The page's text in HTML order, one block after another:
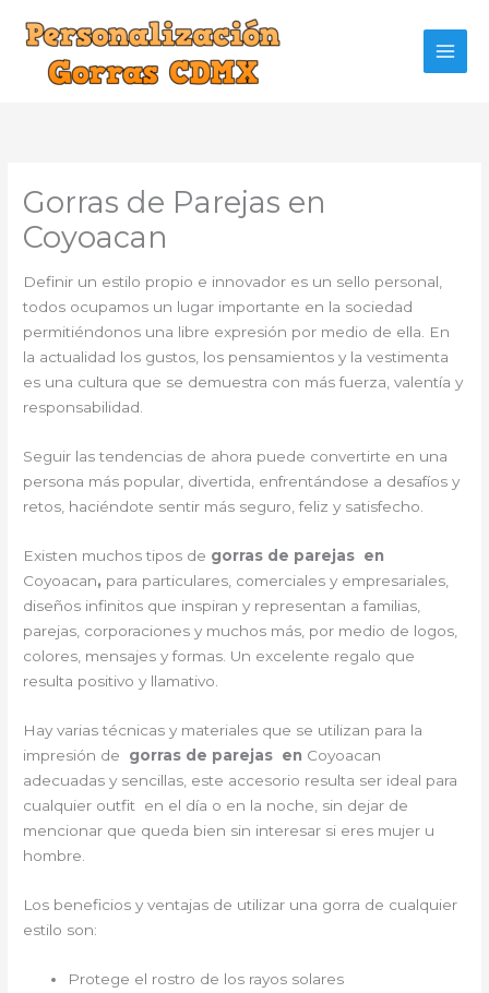
contenido
Gorras de Parejas en
Coyoacan
Definir un estilo propio e innovador es un sello personal,
todos ocupamos un lugar importante en la sociedad
permitiéndonos una libre expresión por medio de ella. En
la actualidad los gustos, los pensamientos y la vestimenta
es una cultura que se demuestra con más fuerza, valentía y
responsabilidad.
Seguir las tendencias de ahora puede convertirte en una
persona más popular, divertida, enfrentándose a desafíos y
retos, haciéndote sentir más seguro, feliz y satisfecho.
Existen muchos tipos de gorras de parejas en
Coyoacan, para particulares, comerciales y empresariales,
diseños infinitos que inspiran y representan a familias,
parejas, corporaciones y muchos más, por medio de logos,
colores, mensajes y formas. Un excelente regalo que
resulta positivo y llamativo.
Hay varias técnicas y materiales que se utilizan para la
impresión de gorras de parejas en Coyoacan
adecuadas y sencillas, este accesorio resulta ser ideal para
cualquier outfit en el día o en la noche, sin dejar de
mencionar que queda bien sin interesar si eres mujer u
hombre.
Los beneficios y ventajas de utilizar una gorra de cualquier
estilo son:
Protege el rostro de los rayos solares